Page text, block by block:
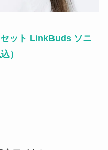
ット LinkBuds ソニ
）